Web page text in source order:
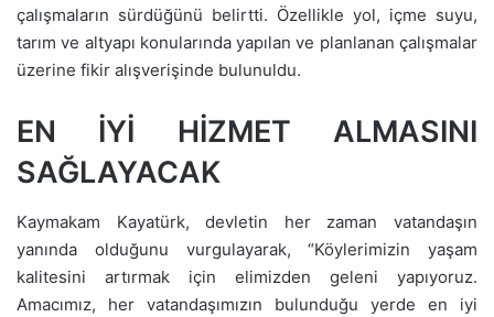
çalışmaların sürdüğünü belirtti. Özellikle yol, içme suyu,
tarım ve altyapı konularında yapılan ve planlanan çalışmalar
üzerine fikir alışverişinde bulunuldu.
EN İYİ HİZMET ALMASINI
SAĞLAYACAK
Kaymakam Kayatürk, devletin her zaman vatandaşın
yanında olduğunu vurgulayarak, “Köylerimizin yaşam
kalitesini artırmak için elimizden geleni yapıyoruz.
Amacımız, her vatandaşımızın bulunduğu yerde en iyi